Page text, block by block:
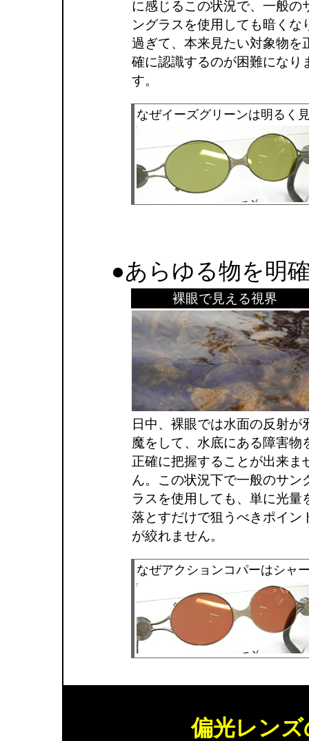
に感じるこの状況で、一般の
ングラスを使用しても暗くな
過ぎて、本来見たい対象物を
確に認識するのが困難になり
す。
なぜイーズグリーンは明るく
●あらゆる物を明
裸眼で見える視界
日中、裸眼では水面の反射が
魔をして、水底にある障害物
正確に把握することが出来ま
ん。この状況下で一般のサン
ラスを使用しても、単に光量
落とすだけで狙うべきポイン
が絞れません。
なぜアクションコパーはシャ
偏光レン